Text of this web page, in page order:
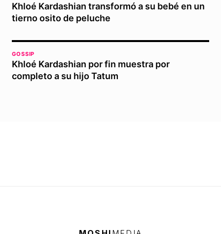
Khloé Kardashian transformó a su bebé en un
tierno osito de peluche
GOSSIP
Khloé Kardashian por fin muestra por
completo a su hijo Tatum